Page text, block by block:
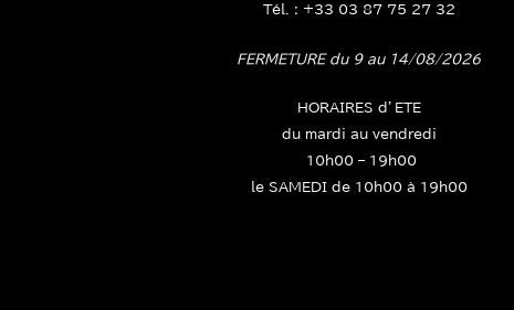
Tél. : +33 03 87 75 27 32
FERMETURE du 9 au 14/08/2026
HORAIRES d’ETE
du mardi au vendredi
10h00 – 19h00
le SAMEDI de 10h00 à 19h00